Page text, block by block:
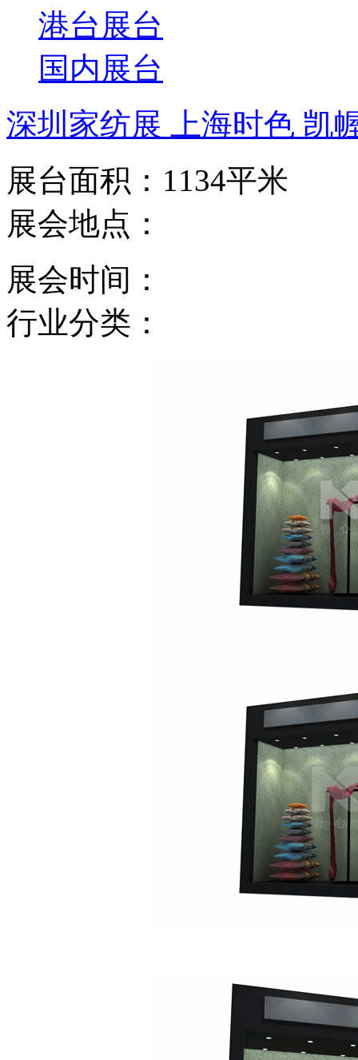
港台展台
国内展台
深圳家纺展 上海时色 凯
展台面积：1134平米
展会地点：
展会时间：
行业分类：